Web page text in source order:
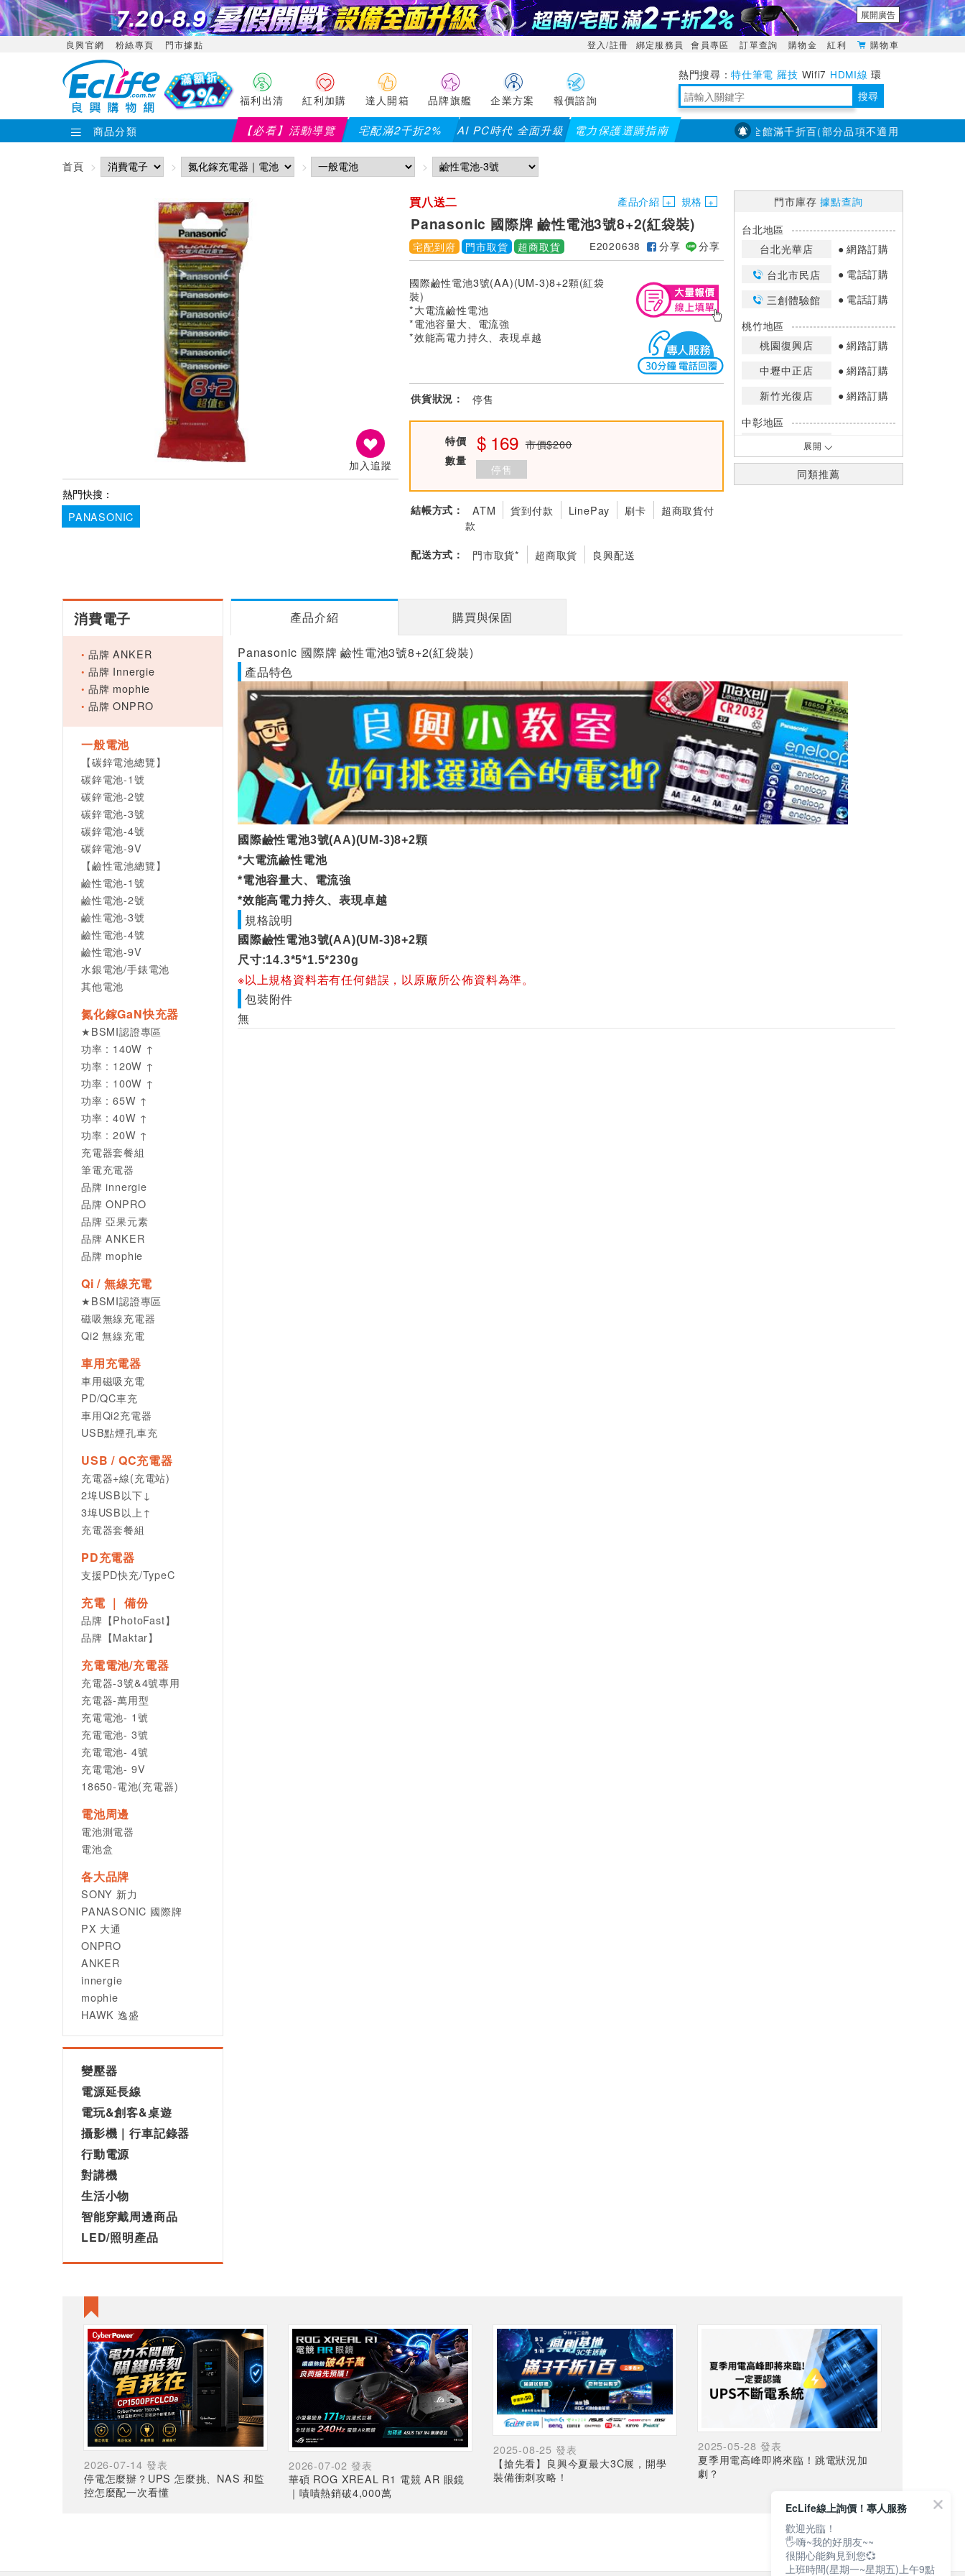
展開廣告
良興官網 粉絲專頁 門市據點 登入/註冊 綁定服務員 會員專區 訂單查詢 購物金 紅利 購物車
福利出清 紅利加購 達人開箱 品牌旗艦 企業方案 報價諮詢
特仕筆電 羅技 Wifi7 HDMI線 環
境量測 明緯POWER 搜尋
商品分類 【必看】活動導覽 宅配滿2千折2% AI PC時代 全面升級 電力保護選購指南【PX大通】全館滿千折百(部分品項不適用，滿2千折200...)
首頁
加入追蹤
熱門快搜：
PANASONIC
買八送二 產品介紹 規格
Panasonic 國際牌 鹼性電池3號8+2(紅袋裝)
宅配到府 門市取貨 超商取貨 E2020638 分享 分享
國際鹼性電池3號(AA)(UM-3)8+2顆(紅袋
裝)
*大電流鹼性電池
*電池容量大、電流強
*效能高電力持久、表現卓越
供貨狀況： 停售
特價 169 市價$200
數量
停售
結帳方式： ATM 貨到付款 LinePay 刷卡
超商取貨付
款
配送方式： 門市取貨* 超商取貨 良興配送
門市庫存據點查詢
台北地區
台北光華店
網路訂購
台北市民店
電話訂購
三創體驗館
電話訂購
桃竹地區
桃園復興店
網路訂購
中壢中正店
網路訂購
新竹光復店
網路訂購
中彰地區
台中英才店
嘉南地區
高雄中華店
網路訂購
展開
同類推薦
消費電子
品牌 ANKER
品牌 Innergie
品牌 mophie
品牌 ONPRO
一般電池
【碳鋅電池總覽】
碳鋅電池-1號
碳鋅電池-2號
碳鋅電池-3號
碳鋅電池-4號
碳鋅電池-9V
【鹼性電池總覽】
鹼性電池-1號
鹼性電池-2號
鹼性電池-3號
鹼性電池-4號
鹼性電池-9V
水銀電池/手錶電池
其他電池
氮化鎵GaN快充器
★BSMI認證專區
功率 : 140W ↑
功率 : 120W ↑
功率 : 100W ↑
功率 : 65W ↑
功率 : 40W ↑
功率 : 20W ↑
充電器套餐組
筆電充電器
品牌 innergie
品牌 ONPRO
品牌 亞果元素
品牌 ANKER
品牌 mophie
Qi / 無線充電
★BSMI認證專區
磁吸無線充電器
Qi2 無線充電
車用充電器
車用磁吸充電
PD/QC車充
車用Qi2充電器
USB點煙孔車充
USB / QC充電器
充電器+線(充電站)
2埠USB以下↓
3埠USB以上↑
充電器套餐組
PD充電器
支援PD快充/TypeC
充電 ｜ 備份
品牌【PhotoFast】
品牌【Maktar】
充電電池/充電器
充電器-3號&4號專用
充電器-萬用型
充電電池- 1號
充電電池- 3號
充電電池- 4號
充電電池- 9V
18650-電池(充電器)
電池周邊
電池測電器
電池盒
各大品牌
SONY 新力
PANASONIC 國際牌
PX 大通
ONPRO
ANKER
innergie
mophie
HAWK 逸盛
變壓器
電源延長線
電玩&創客&桌遊
攝影機｜行車記錄器
行動電源
對講機
生活小物
智能穿戴周邊商品
LED/照明產品
產品介紹 購買與保固
Panasonic 國際牌 鹼性電池3號8+2(紅袋裝)
產品特色
國際鹼性電池3號(AA)(UM-3)8+2顆
*大電流鹼性電池
*電池容量大、電流強
*效能高電力持久、表現卓越
規格說明
國際鹼性電池3號(AA)(UM-3)8+2顆
尺寸:14.3*5*1.5*230g
※以上規格資料若有任何錯誤，以原廠所公佈資料為準。
包裝附件
無
2026-07-14 發表
停電怎麼辦？UPS 怎麼挑、NAS 和監
控怎麼配一次看懂
2026-07-02 發表
華碩 ROG XREAL R1 電競 AR 眼鏡
｜嘖嘖熱銷破4,000萬
2025-08-25 發表
【搶先看】良興今夏最大3C展，開學
裝備衝刺攻略！
2025-05-28 發表
夏季用電高峰即將來臨！跳電狀況加
劇？
EcLife線上詢價！專人服務
歡迎光臨！
🖐嗨~我的好朋友~~
很開心能夠見到您💞
上班時間(星期一~星期五)上午9點